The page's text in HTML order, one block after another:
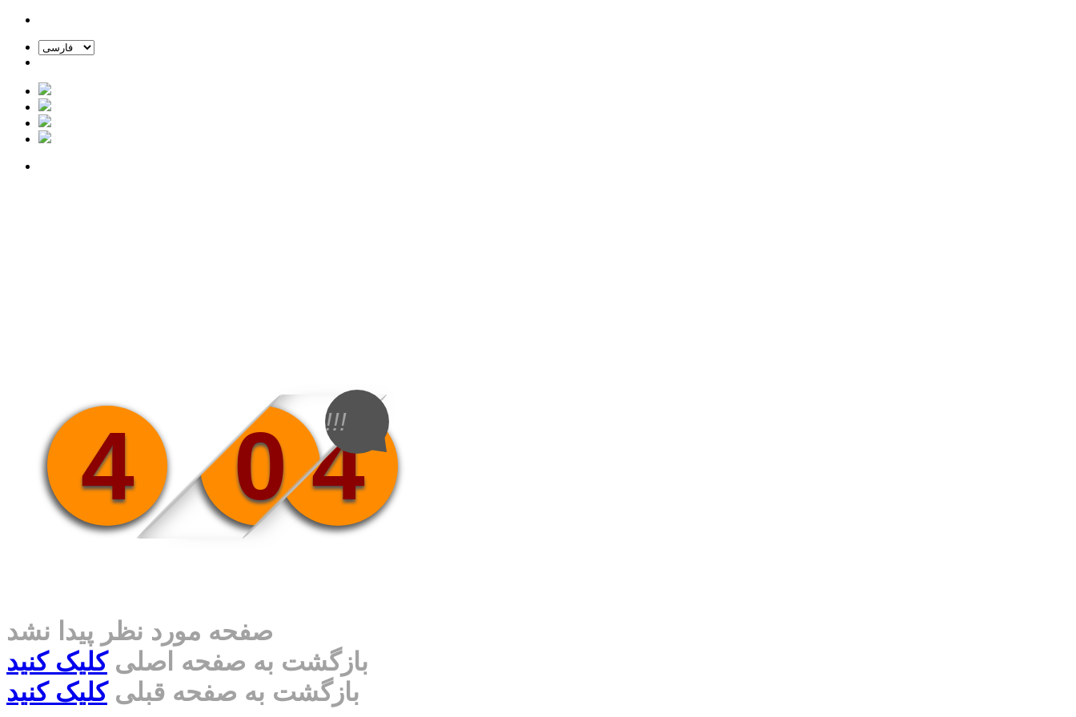
4 0 4
!!!
صفحه مورد نظر پیدا نشد
بازگشت به صفحه اصلیکلیک کنید
بازگشت به صفحه قبلیکلیک کنید